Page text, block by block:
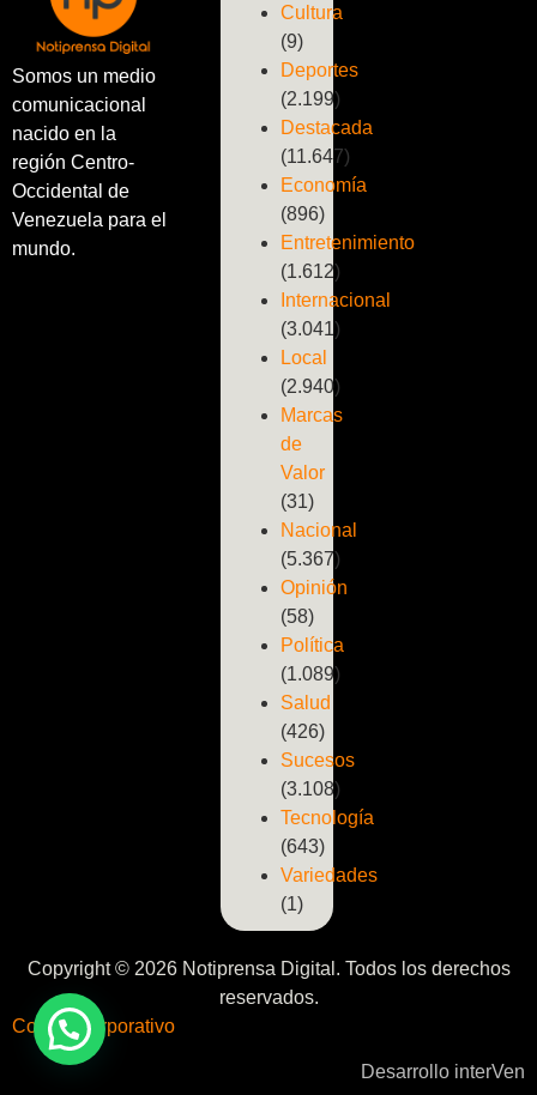
Somos un medio
comunicacional
nacido en la
región Centro-
Occidental de
Venezuela para el
mundo.
Cultura
(9)
Deportes
(2.199)
Destacada
(11.647)
Economía
(896)
Entretenimiento
(1.612)
Internacional
(3.041)
Local
(2.940)
Marcas
de
Valor
(31)
Nacional
(5.367)
Opinión
(58)
Política
(1.089)
Salud
(426)
Sucesos
(3.108)
Tecnología
(643)
Variedades
(1)
Copyright © 2026 Notiprensa Digital. Todos los derechos
reservados.
Correo Corporativo
Desarrollo interVen